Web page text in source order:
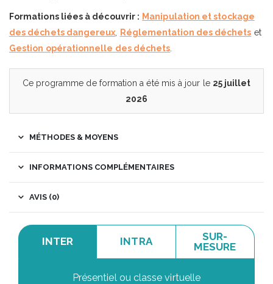
Formations liées à découvrir : Manipulation et stockage
des déchets dangereux
Réglementation des déchets et
Gestion opérationnelle des déchets
Ce programme de formation a été mis à jour le 25 juillet
2026
MÉTHODES & MOYENS
INFORMATIONS COMPLÉMENTAIRES
AVIS (0)
INTER INTRA
SUR-
MESURE
Présentiel ou classe virtuelle